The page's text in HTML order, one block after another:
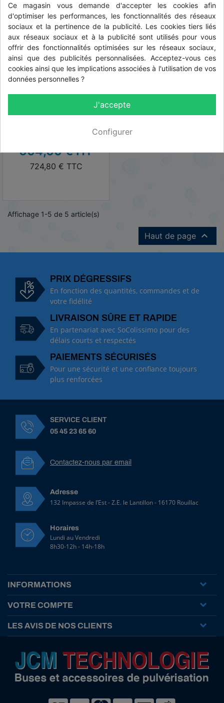
Réf: 111069
Renson eau chargée inox
604,00 € HT
724,80 € TTC
Affichage 1-5 de 5 article(s)
Haut de page 
PRIX DÉGRESSIFS
En fonction des quantités, commandes et de
votre fidélité
LIVRAISON SÛRE ET RAPIDE
En partenariat avec SoColissimo pour des
délais courts et respectés
PAIEMENTS SÉCURISÉS
Pour une sécurité et une confiance toujours
plus renforcées
SERVICE CLIENT
05 45 23 65 60
Contactez-nous par email
Adresse
132 Impasse de l’Est - Z.E. le Lantillon - 16170 Rouillac
Horaires
Lundi au Vendredi
8h30-12h - 14h-18h
INFORMATIONS
VOTRE COMPTE
LES AVIS DE NOS CLIENTS
Ce magasin vous demande d'accepter les cookies afin
d'optimiser les performances, les fonctionnalités des réseaux
sociaux et la pertinence de la publicité. Les cookies tiers liés
aux réseaux sociaux et à la publicité sont utilisés pour vous
offrir des fonctionnalités optimisées sur les réseaux sociaux,
ainsi que des publicités personnalisées. Acceptez-vous ces
cookies ainsi que les implications associées à l'utilisation de vos
données personnelles ?
J'accepte
Configurer